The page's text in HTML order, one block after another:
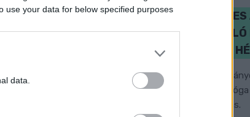
use your data for below specified purposes
data.
A BAROKK
MÉG EGY SOR
MINDENKIT EZEN A
Középpontban a
Induló és Majka koncert,
és egy csomó minden más.